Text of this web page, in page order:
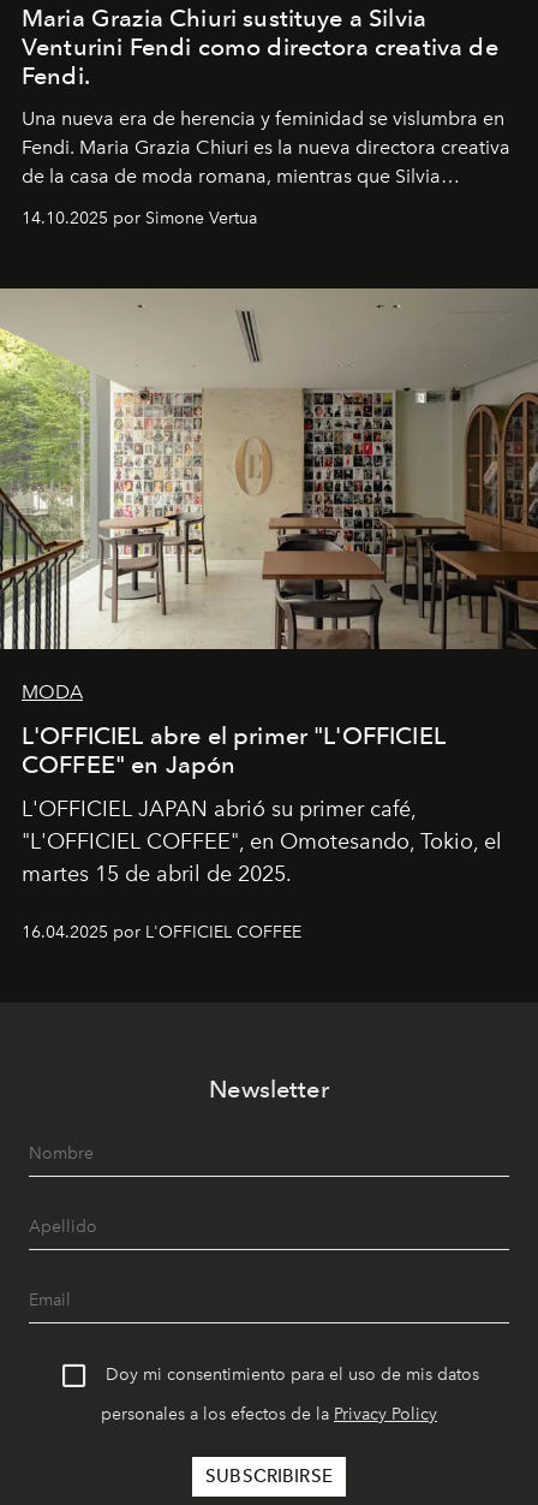
Maria Grazia Chiuri sustituye a Silvia
Venturini Fendi como directora creativa de
Fendi.
Una nueva era de herencia y feminidad se vislumbra en
Fendi. Maria Grazia Chiuri es la nueva directora creativa
de la casa de moda romana, mientras que Silvia
14.10.2025 por Simone Vertua
MODA
L'OFFICIEL abre el primer "L'OFFICIEL
COFFEE" en Japón
L'OFFICIEL JAPAN abrió su primer café,
"L'OFFICIEL COFFEE", en Omotesando, Tokio, el
martes 15 de abril de 2025.
16.04.2025 por L'OFFICIEL COFFEE
Newsletter
Doy mi consentimiento para el uso de mis datos
personales a los efectos de la Privacy Policy